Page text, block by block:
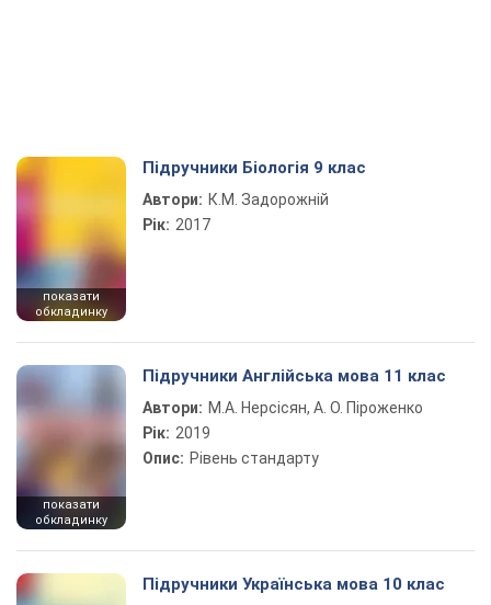
показати
обкладинку
Підручники Біологія 9 клас
Автори: К.М. Задорожній
Рік: 2017
показати
обкладинку
Підручники Англійська мова 11 клас
Автори: М.А. Нерсісян, А. О. Піроженко
Рік: 2019
Опис: Рівень стандарту
Підручники Українська мова 10 клас